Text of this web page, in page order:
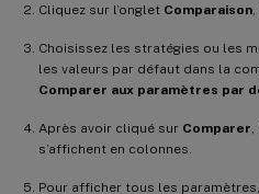
Cliquez sur l’onglet Comparaison
Choisissez les stratégies ou les
les valeurs par défaut dans la
Comparer aux paramètres par
Après avoir cliqué sur Comparer
s’affichent en colonnes.
Pour afficher tous les